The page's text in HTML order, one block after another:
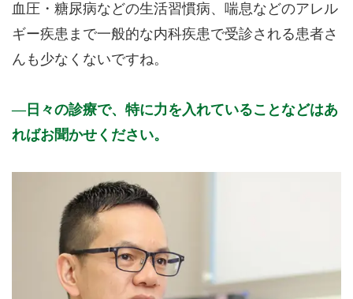
血圧・糖尿病などの生活習慣病、喘息などのアレル
ギー疾患まで一般的な内科疾患で受診される患者さ
んも少なくないですね。
日々の診療で、特に力を入れていることなどはあ
ればお聞かせください。